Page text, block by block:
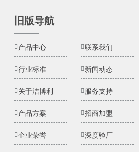
旧版导航
产品中心 联系我们
行业标准 新闻动态
关于洁博利 服务支持
产品方案 招商加盟
企业荣誉 深度验厂